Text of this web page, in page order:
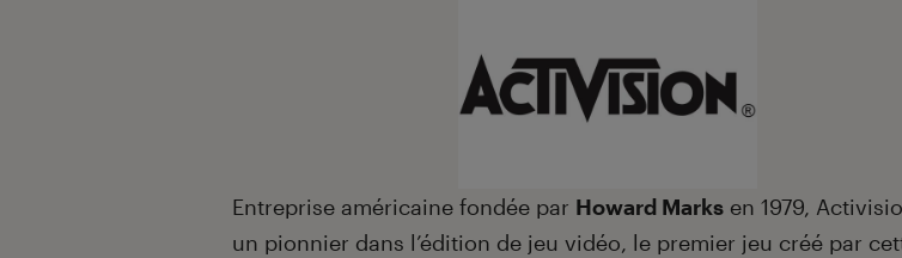
Entreprise américaine fondée par Howard Marks en 1979,
un pionnier dans l’édition de jeu vidéo, le premier jeu créé par